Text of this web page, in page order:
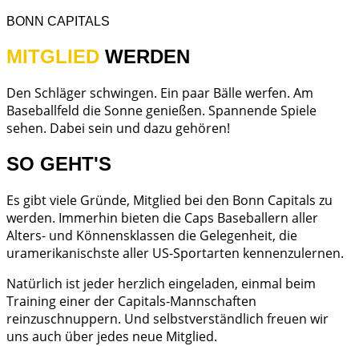
BONN CAPITALS
MITGLIED WERDEN
Den Schläger schwingen. Ein paar Bälle werfen. Am
Baseballfeld die Sonne genießen. Spannende Spiele
sehen. Dabei sein und dazu gehören!
SO GEHT'S
Es gibt viele Gründe, Mitglied bei den Bonn Capitals zu
werden. Immerhin bieten die Caps Baseballern aller
Alters- und Könnensklassen die Gelegenheit, die
uramerikanischste aller US-Sportarten kennenzulernen.
Natürlich ist jeder herzlich eingeladen, einmal beim
Training einer der Capitals-Mannschaften
reinzuschnuppern. Und selbstverständlich freuen wir
uns auch über jedes neue Mitglied.